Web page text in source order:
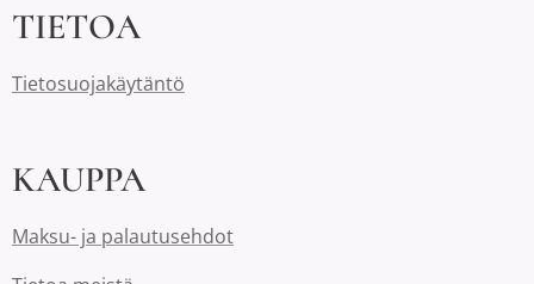
TIETOA
Tietosuojakäytäntö
KAUPPA
Maksu- ja palautusehdot